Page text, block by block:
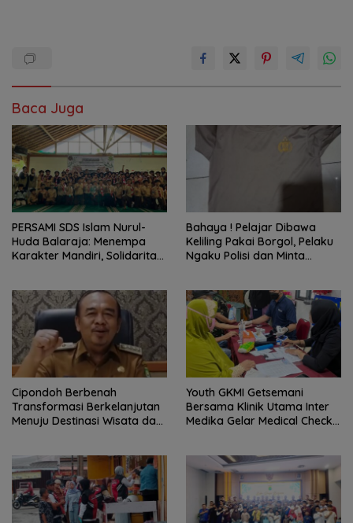
Baca Juga
PERSAMI SDS Islam Nurul-
Huda Balaraja: Menempa
Karakter Mandiri, Solidaritas,
Bahaya ! Pelajar Dibawa
Keliling Pakai Borgol, Pelaku
Ngaku Polisi dan Minta
Cipondoh Berbenah
Transformasi Berkelanjutan
Menuju Destinasi Wisata dan
Youth GKMI Getsemani
Bersama Klinik Utama Inter
Medika Gelar Medical Check